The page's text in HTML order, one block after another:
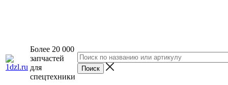
Более 20 000
запчастей
для
спецтехники